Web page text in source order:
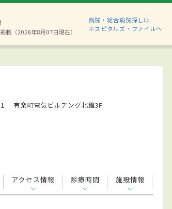
載（2026年8月07日現在）
病院・総合病院探しは
ホスピタルズ・ファイルへ
有楽町電気ビルヂング北館3F
アクセス情報 診療時間 施設情報